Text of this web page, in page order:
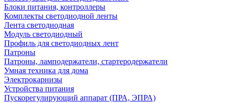
Блоки питания, контроллеры
Комплекты светодиодной ленты
Лента светодиодная
Модуль светодиодный
Профиль для светодиодных лент
Патроны
Патроны, ламподержатели, стартеродержатели
Умная техника для дома
Электрокарнизы
Устройства питания
Пускорегулирующий аппарат (ПРА, ЭПРА)